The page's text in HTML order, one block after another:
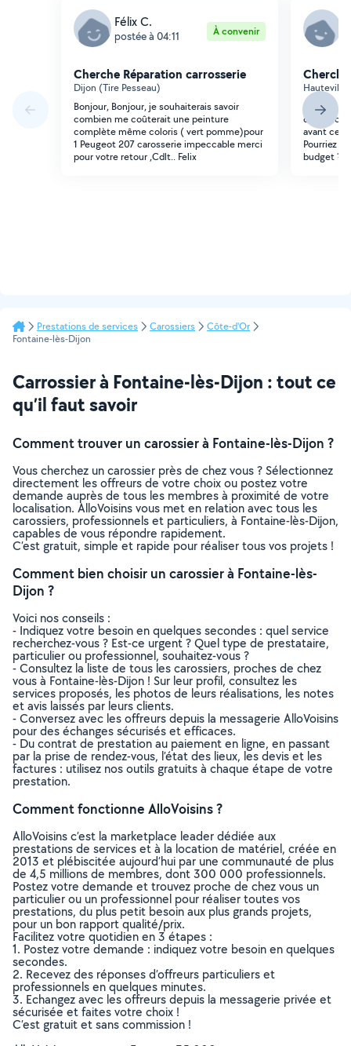
Félix C.
postée à 04:11 À convenir
Cherche Réparation carrosserie
Dijon (Tire Pesseau)
Bonjour, Bonjour, je souhaiterais savoir
combien me coûterait une peinture
complète même coloris ( vert pomme)pour
1 Peugeot 207 carosserie impeccable merci
pour votre retour ,Cdlt.. Felix
Bonjour,
d'un
avant ce
Pourriez
budget ?
Prestations de services Carossiers
Côte-d'Or
Fontaine-lès-Dijon
Carrossier à Fontaine-lès-Dijon : tout ce
qu’il faut savoir
Comment trouver un carossier à Fontaine-lès-Dijon ?
Vous cherchez un carossier près de chez vous ? Sélectionnez
directement les offreurs de votre choix ou postez votre
demande auprès de tous les membres à proximité de votre
localisation. AlloVoisins vous met en relation avec tous les
carossiers, professionnels et particuliers, à Fontaine-lès-Dijon,
capables de vous répondre rapidement.
C’est gratuit, simple et rapide pour réaliser tous vos projets !
Comment bien choisir un carossier à Fontaine-lès-
Dijon ?
Voici nos conseils :
- Indiquez votre besoin en quelques secondes : quel service
recherchez-vous ? Est-ce urgent ? Quel type de prestataire,
particulier ou professionnel, souhaitez-vous ?
- Consultez la liste de tous les carossiers, proches de chez
vous à Fontaine-lès-Dijon ! Sur leur profil, consultez les
services proposés, les photos de leurs réalisations, les notes
et avis laissés par leurs clients.
- Conversez avec les offreurs depuis la messagerie AlloVoisins
pour des échanges sécurisés et efficaces.
- Du contrat de prestation au paiement en ligne, en passant
par la prise de rendez-vous, l’état des lieux, les devis et les
factures : utilisez nos outils gratuits à chaque étape de votre
prestation.
Comment fonctionne AlloVoisins ?
AlloVoisins c’est la marketplace leader dédiée aux
prestations de services et à la location de matériel, créée en
2013 et plébiscitée aujourd’hui par une communauté de plus
de 4,5 millions de membres, dont 300 000 professionnels.
Postez votre demande et trouvez proche de chez vous un
particulier ou un professionnel pour réaliser toutes vos
prestations, du plus petit besoin aux plus grands projets,
pour un bon rapport qualité/prix.
Facilitez votre quotidien en 3 étapes :
1. Postez votre demande : indiquez votre besoin en quelques
secondes.
2. Recevez des réponses d’offreurs particuliers et
professionnels en quelques minutes.
3. Echangez avec les offreurs depuis la messagerie privée et
sécurisée et faites votre choix !
C’est gratuit et sans commission !